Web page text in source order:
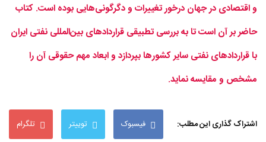
و اقتصادی در جهان درخور تغییرات و دگرگونی‌هایی بوده است. کتاب
حاضر بر آن است تا به بررسی تطبیقی قراردادهای بین‌المللی نفتی ایران
با قراردادهای نفتی سایر کشورها بپردازد و ابعاد مهم حقوقی آن را
مشخص و مقایسه نماید.
اشتراک گذاری این مطلب: فیسبوک توییتر تلگرام